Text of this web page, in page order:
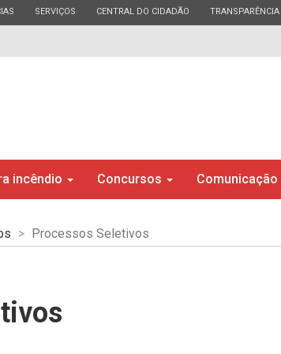
ESTADO
SERVIÇOS ESTADO
CENTRAL DO CIDADÃO ESTADO
TRANSPARÊNCIA
incêndio Concursos Comunicação
Processos Seletivos